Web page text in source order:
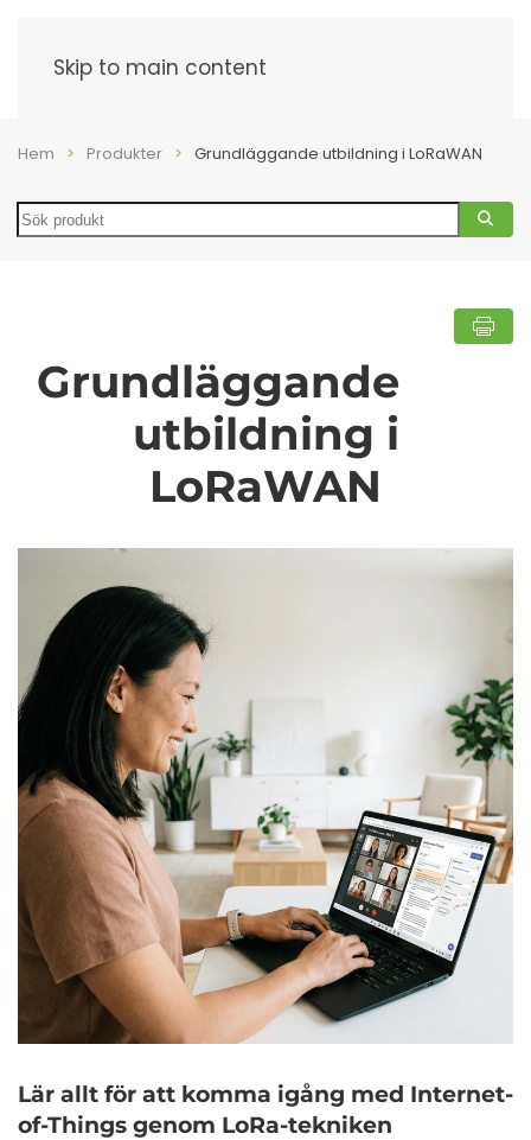
Skip to main content
Hem Produkter Grundläggande utbildning i LoRaWAN
Search
Grundläggande
utbildning i
LoRaWAN
Lär allt för att komma igång med Internet-
of-Things genom LoRa-tekniken